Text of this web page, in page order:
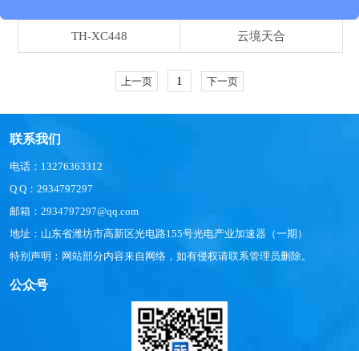
TH-XC448 云境天合
上一页 1 下一页
联系我们
电话：13276363312
Q Q：2934797297
邮箱：2934797297@qq.com
地址：山东省潍坊市高新区光电路155号光电产业加速器（一期）
特别声明：网站部分内容来自网络，如有侵权请联系管理员删除。
公众号